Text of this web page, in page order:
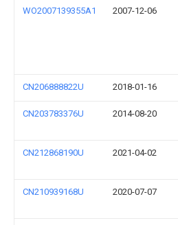
WO2007139355A1 2007-12-06
CN206888822U 2018-01-16
CN203783376U 2014-08-20
CN212868190U 2021-04-02
CN210939168U 2020-07-07